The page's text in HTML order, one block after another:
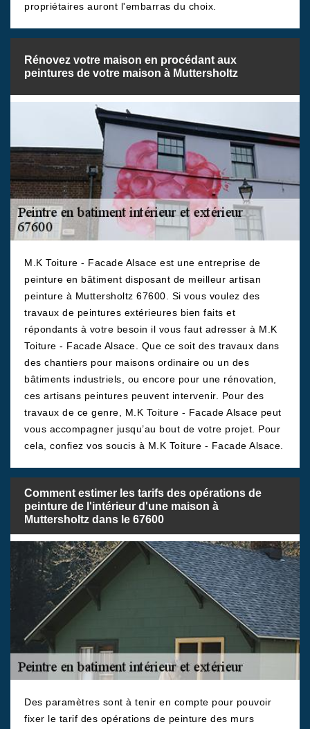
propriétaires auront l'embarras du choix.
Rénovez votre maison en procédant aux
peintures de votre maison à Muttersholtz
M.K Toiture - Facade Alsace est une entreprise de
peinture en bâtiment disposant de meilleur artisan
peinture à Muttersholtz 67600. Si vous voulez des
travaux de peintures extérieures bien faits et
répondants à votre besoin il vous faut adresser à M.K
Toiture - Facade Alsace. Que ce soit des travaux dans
des chantiers pour maisons ordinaire ou un des
bâtiments industriels, ou encore pour une rénovation,
ces artisans peintures peuvent intervenir. Pour des
travaux de ce genre, M.K Toiture - Facade Alsace peut
vous accompagner jusqu’au bout de votre projet. Pour
cela, confiez vos soucis à M.K Toiture - Facade Alsace.
Comment estimer les tarifs des opérations de
peinture de l'intérieur d'une maison à
Muttersholtz dans le 67600
Des paramètres sont à tenir en compte pour pouvoir
fixer le tarif des opérations de peinture des murs